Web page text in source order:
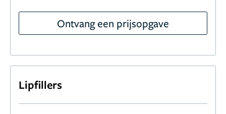
Ontvang een prijsopgave
Lipfillers